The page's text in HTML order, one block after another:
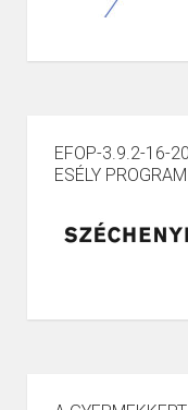
EFOP-3.9.2-16-
ESÉLY